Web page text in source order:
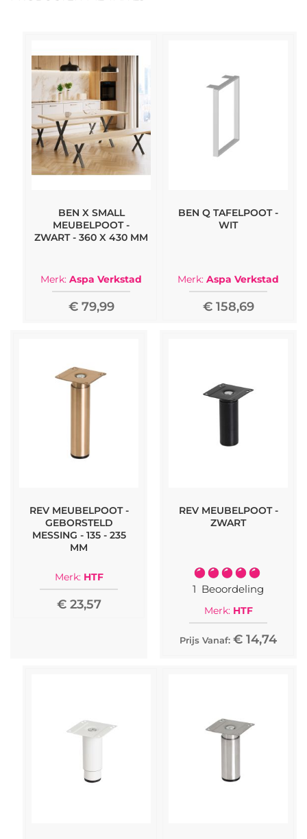
BEN X SMALL
MEUBELPOOT -
ZWART - 360 X 430 MM
Merk: Aspa Verkstad
€ 79,99
BEN Q TAFELPOOT -
WIT
Merk: Aspa Verkstad
€ 158,69
REV MEUBELPOOT -
GEBORSTELD
MESSING - 135 - 235
MM
Merk: HTF
€ 23,57
REV MEUBELPOOT -
ZWART
Waardering:
100%
1 Beoordeling
Merk: HTF
Prijs Vanaf: € 14,74